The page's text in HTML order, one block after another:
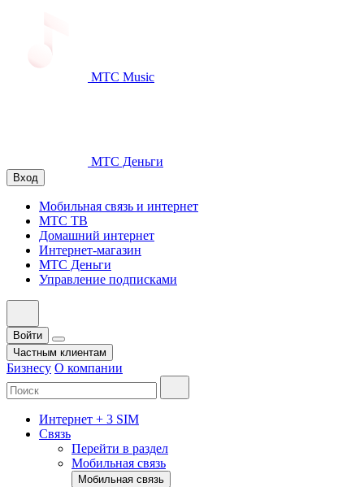
МТС Music
МТС Деньги
Вход
Мобильная связь и интернет
МТС ТВ
Домашний интернет
Интернет-магазин
МТС Деньги
Управление подписками
Войти
Частным клиентам
Бизнесу О компании
Интернет + 3 SIM
Связь
Перейти в раздел
Мобильная связь
Мобильная связь